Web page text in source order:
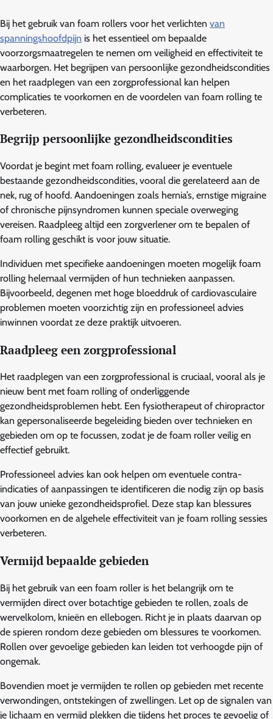
Bij het gebruik van foam rollers voor het verlichten van
spanningshoofdpijn is het essentieel om bepaalde
voorzorgsmaatregelen te nemen om veiligheid en effectiviteit te
waarborgen. Het begrijpen van persoonlijke gezondheidscondities
en het raadplegen van een zorgprofessional kan helpen
complicaties te voorkomen en de voordelen van foam rolling te
verbeteren.
Begrijp persoonlijke gezondheidscondities
Voordat je begint met foam rolling, evalueer je eventuele
bestaande gezondheidscondities, vooral die gerelateerd aan de
nek, rug of hoofd. Aandoeningen zoals hernia’s, ernstige migraine
of chronische pijnsyndromen kunnen speciale overweging
vereisen. Raadpleeg altijd een zorgverlener om te bepalen of
foam rolling geschikt is voor jouw situatie.
Individuen met specifieke aandoeningen moeten mogelijk foam
rolling helemaal vermijden of hun technieken aanpassen.
Bijvoorbeeld, degenen met hoge bloeddruk of cardiovasculaire
problemen moeten voorzichtig zijn en professioneel advies
inwinnen voordat ze deze praktijk uitvoeren.
Raadpleeg een zorgprofessional
Het raadplegen van een zorgprofessional is cruciaal, vooral als je
nieuw bent met foam rolling of onderliggende
gezondheidsproblemen hebt. Een fysiotherapeut of chiropractor
kan gepersonaliseerde begeleiding bieden over technieken en
gebieden om op te focussen, zodat je de foam roller veilig en
effectief gebruikt.
Professioneel advies kan ook helpen om eventuele contra-
indicaties of aanpassingen te identificeren die nodig zijn op basis
van jouw unieke gezondheidsprofiel. Deze stap kan blessures
voorkomen en de algehele effectiviteit van je foam rolling sessies
verbeteren.
Vermijd bepaalde gebieden
Bij het gebruik van een foam roller is het belangrijk om te
vermijden direct over botachtige gebieden te rollen, zoals de
wervelkolom, knieën en ellebogen. Richt je in plaats daarvan op
de spieren rondom deze gebieden om blessures te voorkomen.
Rollen over gevoelige gebieden kan leiden tot verhoogde pijn of
ongemak.
Bovendien moet je vermijden te rollen op gebieden met recente
verwondingen, ontstekingen of zwellingen. Let op de signalen van
je lichaam en vermijd plekken die tijdens het proces te gevoelig of